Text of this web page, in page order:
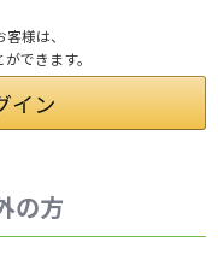
様は、
できます。
の方